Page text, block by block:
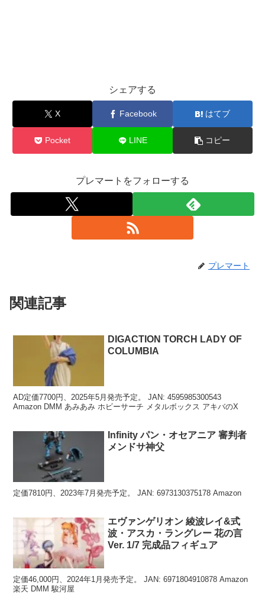
シェアする
X Facebook はてブ
Pocket LINE コピー
プレマートをフォローする
プレマート
関連記事
DIGACTION TORCH LADY OF
COLUMBIA
AD定価7700円、2025年5月発売予定。 JAN: 4595985300543
Amazon DMM あみあみ ホビーサーチ メタルボックス アキバのX
Infinity パン・オセアニア 審判者
メンドサ神父
定価7810円、2023年7月発売予定。 JAN: 6973130375178 Amazon
エヴァンゲリオン 綾波レイ&式
波・アスカ・ラングレー 花の言
Ver. 1/7 完成品フィギュア
定価46,000円、2024年1月発売予定。 JAN: 6971804910878 Amazon
楽天 DMM 駿河屋